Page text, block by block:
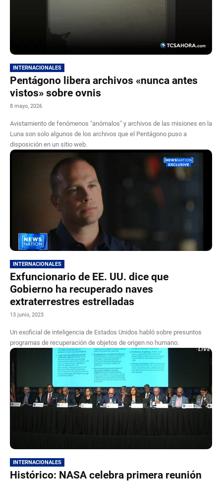
INTERNACIONALES
Pentágono libera archivos «nunca antes
vistos» sobre ovnis
8 mayo, 2026
Avistamiento de fenómenos “anómalos” y archivos de las misiones en la
Luna son solo algunos de los archivos que el Pentágono puso a
disposición en un sitio web.
INTERNACIONALES
Exfuncionario de EE. UU. dice que
Gobierno ha recuperado naves
extraterrestres estrelladas
13 junio, 2023
Un exoficial de inteligencia de Estados Unidos habló sobre presuntos
programas de recuperación de objetos de origen no humano.
INTERNACIONALES
Histórico: NASA celebra primera reunión